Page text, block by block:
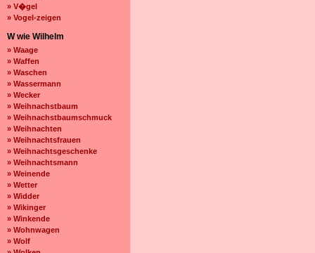
» V�gel
» Vogel-zeigen
W wie Wilhelm
» Waage
» Waffen
» Waschen
» Wassermann
» Wecker
» Weihnachstbaum
» Weihnachstbaumschmuck
» Weihnachten
» Weihnachtsfrauen
» Weihnachtsgeschenke
» Weihnachtsmann
» Weinende
» Wetter
» Widder
» Wikinger
» Winkende
» Wohnwagen
» Wolf